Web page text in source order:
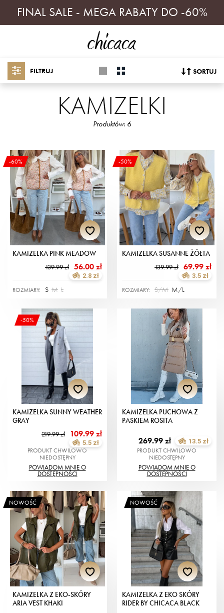
FINAL SALE - MEGA RABATY DO -60%
KAMIZELKI
Produktów: 6
FILTRUJ SORTUJ
-60%
KAMIZELKA PINK MEADOW
139.99 zł 56.00 zł
2.8 zł
ROZMIARY: S M L
-50%
KAMIZELKA SUSANNE ŻÓŁTA
139.99 zł 69.99 zł
3.5 zł
ROZMIARY: S/M M/L
-50%
KAMIZELKA SUNNY WEATHER
GRAY
219.99 zł 109.99 zł
5.5 zł
PRODUKT CHWILOWO
NIEDOSTĘPNY
POWIADOM MNIE O
DOSTĘPNOŚCI
KAMIZELKA PUCHOWA Z
PASKIEM ROSITA
269.99 zł 13.5 zł
PRODUKT CHWILOWO
NIEDOSTĘPNY
POWIADOM MNIE O
DOSTĘPNOŚCI
NOWOŚĆ
KAMIZELKA Z EKO-SKÓRY
ARIA VEST KHAKI
NOWOŚĆ
KAMIZELKA Z EKO SKÓRY
RIDER BY CHICACA BLACK